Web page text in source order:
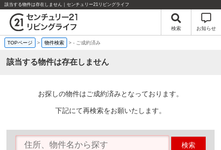
該当する物件は存在しません｜センチュリー21リビングライフ
検索 お知らせ
TOPページ > 物件検索 >- ご成約済み
該当する物件は存在しません
お探しの物件はご成約済みとなっております。
下記にて再検索をお願いたします。
検索